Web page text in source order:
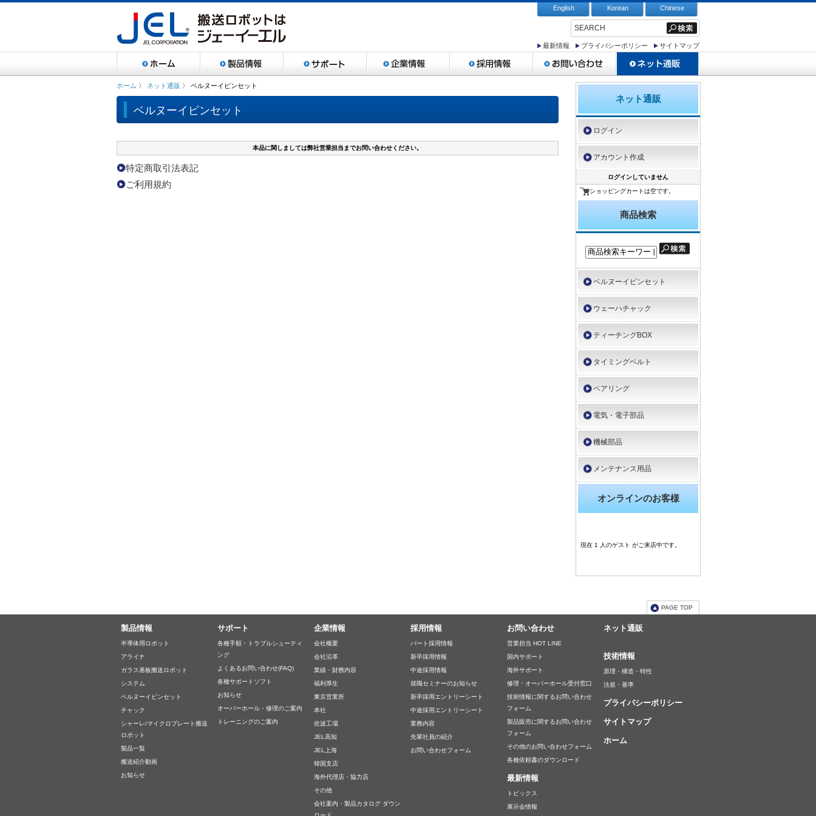
English Korean Chinese
最新情報 プライバシーポリシー サイトマップ
ホーム 〉 ネット通販 〉 ベルヌーイピンセット
ベルヌーイピンセット
本品に関しましては弊社営業担当までお問い合わせください。
特定商取引法表記
ご利用規約
ネット通販
ログイン
アカウント作成
ログインしていません
ショッピングカートは空です。
商品検索
ベルヌーイピンセット
ウェーハチャック
ティーチングBOX
タイミングベルト
ベアリング
電気・電子部品
機械部品
メンテナンス用品
オンラインのお客様
現在 1 人のゲスト がご来店中です。
PAGE TOP
製品情報
半導体用ロボット
アライナ
ガラス基板搬送ロボット
システム
ベルヌーイピンセット
チャック
シャーレ/マイクロプレート搬送
ロボット
製品一覧
搬送紹介動画
お知らせ
サポート
各種手順・トラブルシューティ
ング
よくあるお問い合わせ(FAQ)
各種サポートソフト
お知らせ
オーバーホール・修理のご案内
トレーニングのご案内
企業情報
会社概要
会社沿革
業績・財務内容
福利厚生
東京営業所
本社
佐波工場
JEL高知
JEL上海
韓国支店
海外代理店・協力店
その他
会社案内・製品カタログ ダウン
採用情報
パート採用情報
新卒採用情報
中途採用情報
就職セミナーのお知らせ
新卒採用エントリーシート
中途採用エントリーシート
業務内容
先輩社員の紹介
お問い合わせフォーム
お問い合わせ
営業担当 HOT LINE
国内サポート
海外サポート
修理・オーバーホール受付窓口
技術情報に関するお問い合わせ
フォーム
製品販売に関するお問い合わせ
フォーム
その他のお問い合わせフォーム
各種依頼書のダウンロード
最新情報
トピックス
展示会情報
ネット通販
技術情報
原理・構造・特性
法規・基準
プライバシーポリシー
サイトマップ
ホーム